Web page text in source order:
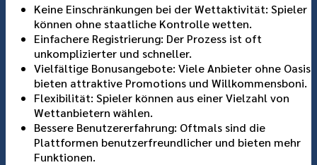
Keine Einschränkungen bei der Wettaktivität: Spieler
können ohne staatliche Kontrolle wetten.
Einfachere Registrierung: Der Prozess ist oft
unkomplizierter und schneller.
Vielfältige Bonusangebote: Viele Anbieter ohne Oasis
bieten attraktive Promotions und Willkommensboni.
Flexibilität: Spieler können aus einer Vielzahl von
Wettanbietern wählen.
Bessere Benutzererfahrung: Oftmals sind die
Plattformen benutzerfreundlicher und bieten mehr
Funktionen.